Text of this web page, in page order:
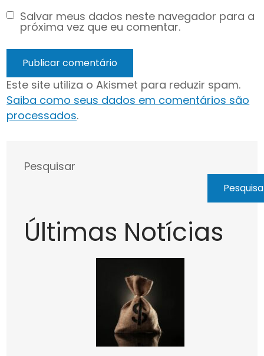
Salvar meus dados neste navegador para a
próxima vez que eu comentar.
Este site utiliza o Akismet para reduzir spam.
Saiba como seus dados em comentários são
processados.
Pesquisar
Últimas Notícias